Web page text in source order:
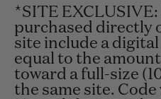
*SITE
purchased directly
site include a
equal to the
toward a full-size
the same site.